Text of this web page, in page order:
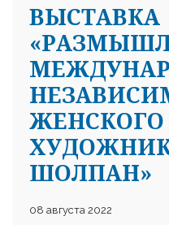
ВЫСТАВКА
ШОЛПАН»
08 августа 2022